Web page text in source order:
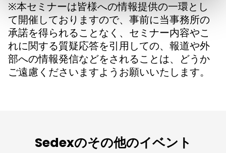
※本セミナーは皆様への情報提供の一環とし
て開催しておりますので、事前に当事務所の
承諾を得られることなく、セミナー内容やこ
れに関する質疑応答を引用しての、報道や外
部への情報発信などをされることは、どうか
ご遠慮くださいますようお願いいたします。
Sedexのその他のイベント